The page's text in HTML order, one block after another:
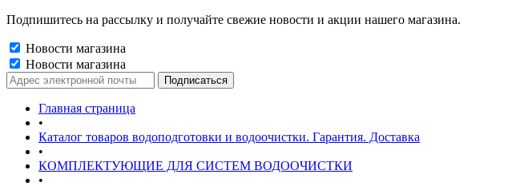
Подпишитесь на рассылку и получайте свежие новости и акции нашего магазина.
Новости магазина
Новости магазина
Главная страница
•
Каталог товаров водоподготовки и водоочистки. Гарантия. Доставка
•
КОМПЛЕКТУЮЩИЕ ДЛЯ СИСТЕМ ВОДООЧИСТКИ
•